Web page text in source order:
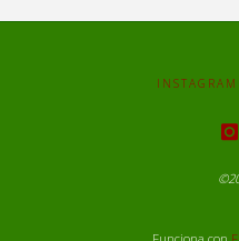
INSTAGRAM